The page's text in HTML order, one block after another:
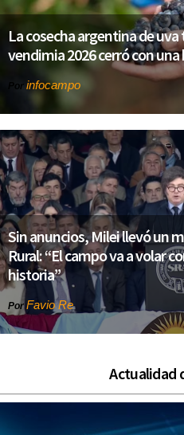
La cosecha argentina de
vendimia 2026 cerró con una
Por infocampo
Sin anuncios, Milei llevó un
Rural: “El campo va a volar
historia”
Por Favio Re
Actualidad